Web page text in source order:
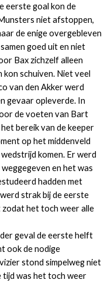
eerste goal kon de
niet afstoppen,
de enige overgebleven
goed uit en niet
Bax zichzelf alleen
schuiven. Niet veel
van den Akker werd
gevaar opleverde. In
de voeten van Bart
bereik van de keeper
op het middenveld
komen. Er werd
en het was
hadden met
strak bij de eerste
zodat het toch weer alle
geval de eerste helft
ook de nodige
stond simpelweg niet
tijd was het toch weer